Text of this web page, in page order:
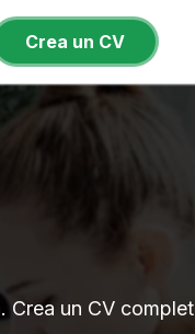
Crea un CV
un CV